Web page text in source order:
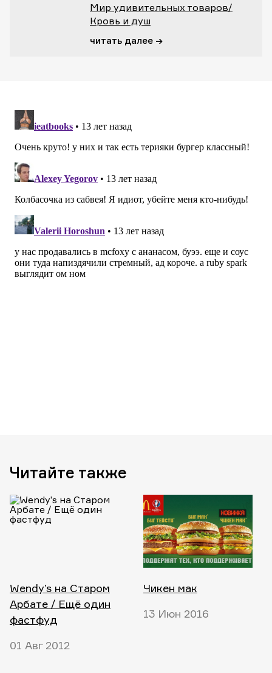
Мир удивительных товаров/
Кровь и душ
читать далее →
Читайте также
Wendy’s на Старом
Арбате / Ещё один
фастфуд
01 Авг 2012
Чикен мак
13 Июн 2016